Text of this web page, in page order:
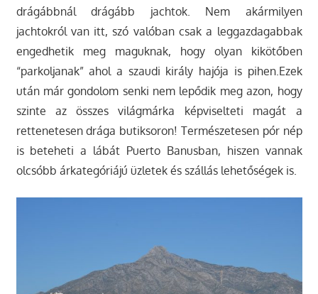
drágábbnál drágább jachtok. Nem akármilyen
jachtokról van itt, szó valóban csak a leggazdagabbak
engedhetik meg maguknak, hogy olyan kikötőben
“parkoljanak” ahol a szaudi király hajója is pihen.Ezek
után már gondolom senki nem lepődik meg azon, hogy
szinte az összes világmárka képviselteti magát a
rettenetesen drága butiksoron! Természetesen pór nép
is beteheti a lábát Puerto Banusban, hiszen vannak
olcsóbb árkategóriájú üzletek és szállás lehetőségek is.